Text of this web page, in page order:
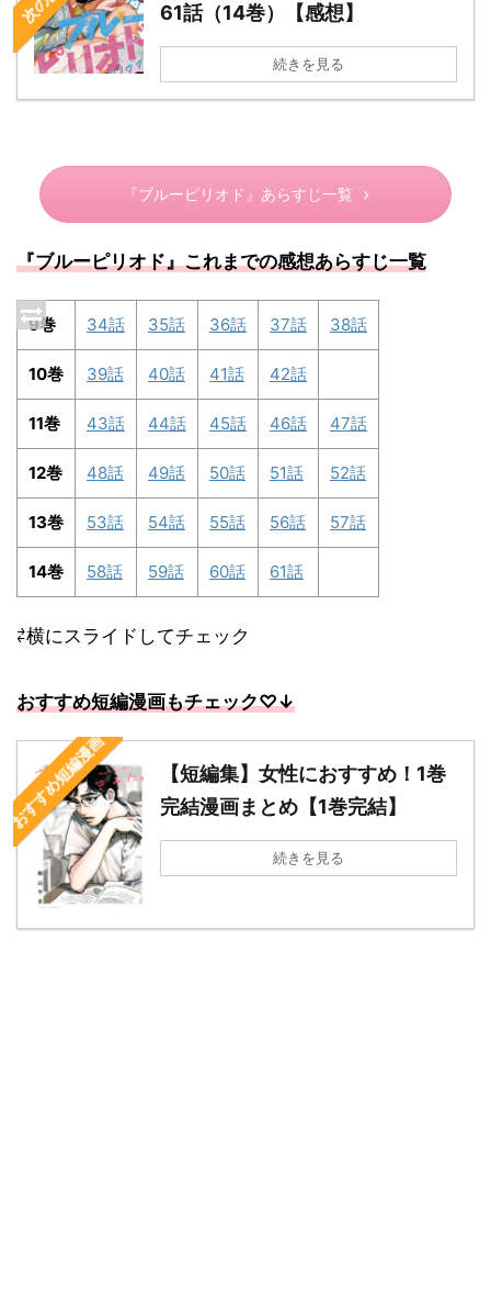
61話（14巻）【感想】
続きを見る
『ブルーピリオド』あらすじ一覧
『ブルーピリオド』これまでの感想あらすじ一覧
9巻 34話 35話 36話 37話 38話
10巻 39話 40話 41話 42話
11巻 43話 44話 45話 46話 47話
12巻 48話 49話 50話 51話 52話
13巻 53話 54話 55話 56話 57話
14巻 58話 59話 60話 61話
⇄横にスライドしてチェック
おすすめ短編漫画もチェック♡↓
おすすめ短編漫画
【短編集】女性におすすめ！1巻
完結漫画まとめ【1巻完結】
続きを見る